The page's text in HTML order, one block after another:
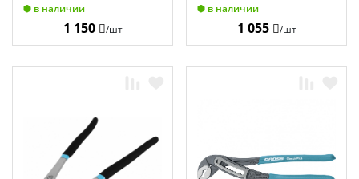
в наличии
1 150 /шт
в наличии
1 055 /шт